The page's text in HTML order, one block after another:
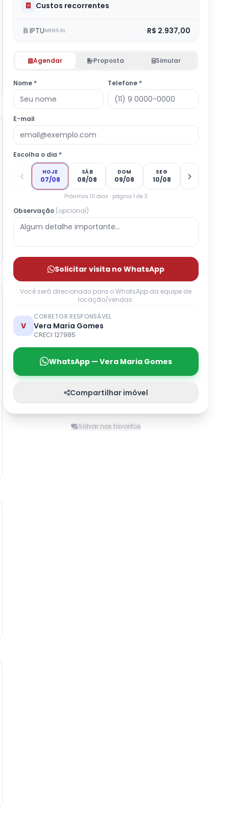
Custos recorrentes
IPTUMENSAL R$ 2.937,00
Agendar Proposta Simular
Nome * Telefone *
E-mail
Escolha o dia *
HOJE
07/08
SÁB
08/08
DOM
09/08
SEG
10/08
Próximos 10 dias · página 1 de 3
Observação (opcional)
Solicitar visita no WhatsApp
Você será direcionado para o WhatsApp da equipe de
locação/vendas.
V
CORRETOR RESPONSÁVEL
Vera Maria Gomes
CRECI 127985
WhatsApp — Vera Maria Gomes
Compartilhar imóvel
Salvar nos favoritos